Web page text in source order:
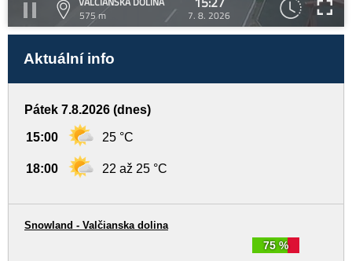
575 m
7. 8. 2026
Aktuální info
Pátek 7.8.2026 (dnes)
15:00 25 °C
18:00 22 až 25 °C
75 %
Snowland - Valčianska dolina